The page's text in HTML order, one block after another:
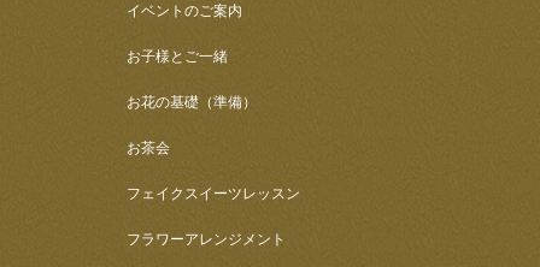
イベントのご案内
お子様とご一緒
お花の基礎（準備）
お茶会
フェイクスイーツレッスン
フラワーアレンジメント